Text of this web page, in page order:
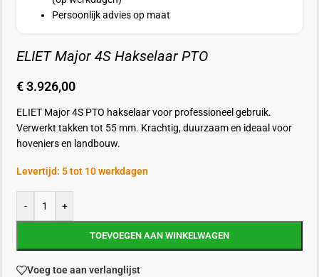
Persoonlijk advies op maat
ELIET Major 4S Hakselaar PTO
€3.926,00
ELIET Major 4S PTO hakselaar voor professioneel gebruik.
Verwerkt takken tot 55 mm. Krachtig, duurzaam en ideaal voor
hoveniers en landbouw.
Levertijd: 5 tot 10 werkdagen
- +
TOEVOEGEN AAN WINKELWAGEN
Voeg toe aan verlanglijst